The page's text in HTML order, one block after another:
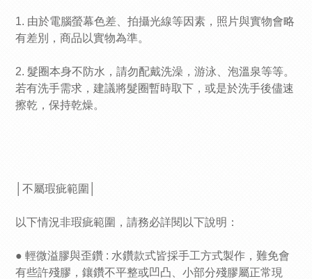
1. 由於電腦螢幕色差、拍攝光線等因素，照片與實物會略
有差別，商品以實物為準。
2. 髮圈本身不防水，請勿配戴洗澡，游泳、泡溫泉等等。
若有洗手需求，建議將髮圈暫時取下，或是於洗手後儘速
擦乾，保持乾燥。
│不屬瑕疵範圍│
以下情況非瑕疵範圍，請務必詳閱以下說明：
● 輕微溢膠與歪鑽 : 水鑽款式皆採手工方式製作，難免會
有些許殘膠，鑲鑽不平整或凹凸、小部分殘膠屬正常現